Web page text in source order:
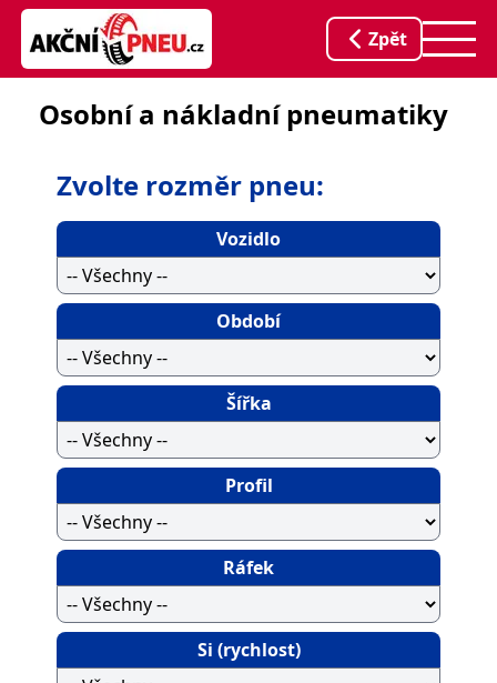
Zpět
Osobní a nákladní pneumatiky
Zvolte rozměr pneu:
Vozidlo
Období
Šířka
Profil
Ráfek
Si (rychlost)